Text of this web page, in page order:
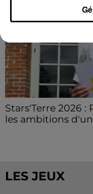
Stars'Terre 2026
les ambitions
LES JEUX